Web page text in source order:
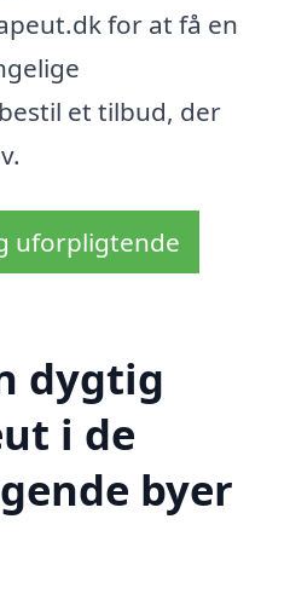
for at få en
et tilbud, der
uforpligtende
dygtig
i de
byer